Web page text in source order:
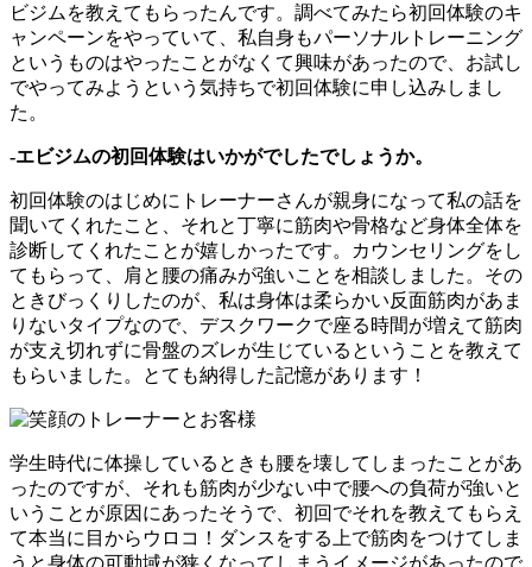
ビジムを教えてもらったんです。調べてみたら初回体験のキ
ャンペーンをやっていて、私自身もパーソナルトレーニング
というものはやったことがなくて興味があったので、お試し
でやってみようという気持ちで初回体験に申し込みしまし
た。
-エビジムの初回体験はいかがでしたでしょうか。
初回体験のはじめにトレーナーさんが親身になって私の話を
聞いてくれたこと、それと丁寧に筋肉や骨格など身体全体を
診断してくれたことが嬉しかったです。カウンセリングをし
てもらって、肩と腰の痛みが強いことを相談しました。その
ときびっくりしたのが、私は身体は柔らかい反面筋肉があま
りないタイプなので、デスクワークで座る時間が増えて筋肉
が支え切れずに骨盤のズレが生じているということを教えて
もらいました。とても納得した記憶があります！
学生時代に体操しているときも腰を壊してしまったことがあ
ったのですが、それも筋肉が少ない中で腰への負荷が強いと
いうことが原因にあったそうで、初回でそれを教えてもらえ
て本当に目からウロコ！ダンスをする上で筋肉をつけてしま
うと身体の可動域が狭くなってしまうイメージがあったので